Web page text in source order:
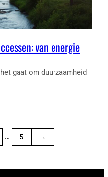
van energie
gaat om duurzaamheid
… 5 →